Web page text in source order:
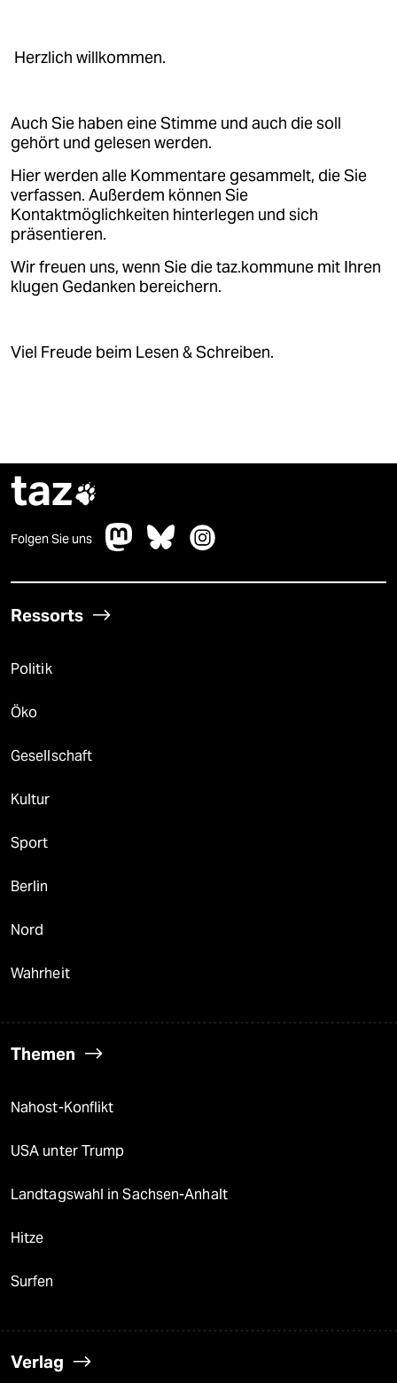
Herzlich willkommen.
Auch Sie haben eine Stimme und auch die soll
gehört und gelesen werden.
Hier werden alle Kommentare gesammelt, die Sie
verfassen. Außerdem können Sie
Kontaktmöglichkeiten hinterlegen und sich
präsentieren.
Wir freuen uns, wenn Sie die taz.kommune mit Ihren
klugen Gedanken bereichern.
Viel Freude beim Lesen & Schreiben.
taz
Folgen Sie uns
Ressorts
Politik
Öko
Gesellschaft
Kultur
Sport
Berlin
Nord
Wahrheit
Themen
Nahost-Konflikt
USA unter Trump
Landtagswahl in Sachsen-Anhalt
Hitze
Surfen
Verlag